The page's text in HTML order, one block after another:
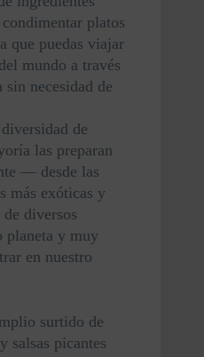
platos
que puedas viajar
mundo a través
sin necesidad de
de
las preparan
— desde las
más exóticas y
diversos
planeta y muy
en nuestro
surtido de
salsas picantes